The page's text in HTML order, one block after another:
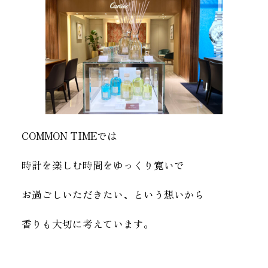
COMMON TIMEでは
時計を楽しむ時間をゆっくり寛いで
お過ごしいただきたい、という想いから
香りも大切に考えています。